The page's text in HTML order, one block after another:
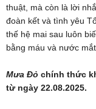
thuật, mà còn là lời
đoàn kết và tình yêu
thế hệ mai sau luôn
bằng máu và nước
Mưa Đỏ chính thức
từ ngày 22.08.2025.